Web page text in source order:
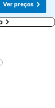
Ver preços